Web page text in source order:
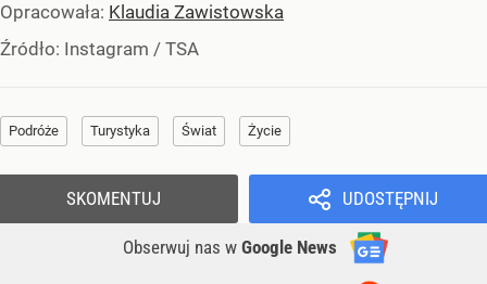
Opracowała: Klaudia Zawistowska
Źródło: Instagram / TSA
Podróże Turystyka Świat Życie
UDOSTĘPNIJ
Obserwuj nas w Google News
SKOMENTUJ